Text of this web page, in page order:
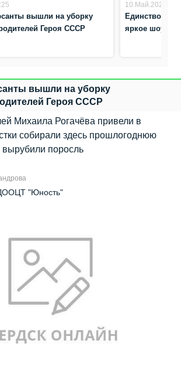
вышли на уборку
Героя СССР
10.Май.2026
Единство,
яркое шоу в
вышли на уборку
Героя СССР
Михаила Рогачёва привели в
собирали здесь прошлогоднюю
вырубили поросль
"Юность"